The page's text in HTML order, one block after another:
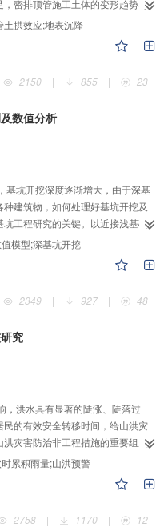
密排顶管施工土体的变形趋势与
沉降难以适用。为了解决密排顶
用大型模型试验对3种典型的顶管施
相互影响作用和顶管施工过程中
的顶管施工方案管幕中轴线位置
两组方案；密排顶管之间不仅存在
最佳的顺序为先施工管幕上排顶
公式预测密排顶管群施工产生
土拱效应的支挡效应考虑在内，
Peck公式的预测结果与模型试验
土拱效应;地表沉降
2150
| 855 | 23
数值分析
基坑开挖深度逐渐增大，由于深基
建筑物，如何处理好基坑开挖及
工程研究的关键。以近接浅基础
于现场实测数据深入分析了桩体
于Plaxis有限元软件建立数值模
合理的土体本构模型，探讨了邻
数对桩锚支护结构基坑与邻近建
撑和冠梁在控制围护桩顶变形的同
准确的模拟效果；基坑施工主影响
大值位置约位于地表沉降曲线反
2.5 m，基坑围护桩与建筑物中心
均沉降和倾斜度最大值分别约为
其沉降值和倾斜度分别增加约0.9
加1.4～2.0 mm，其增量随层数增
模型;深基坑开挖
2349
| 927 | 48
究
，洪水具有显著的陡涨、陡落过
的有效安全转移时间，给山洪灾
灾害防治非工程措施的重要组成
区洪水历时短且监测站不足，水
以雨洪同频计算预警雨量，预警结
需求。为提高暴雨山洪的预警精
和实时累积雨量法两种计算预警
累积雨量;山洪预警
2758
| 1170 | 12